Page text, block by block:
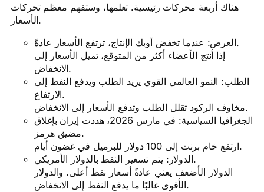
هناك أربعة محركات رئيسية. تعلمها، وستفهم معظم تحركات
الأسعار.
العرض: عندما تخفض أوبك الإنتاج، ترتفع الأسعار عادةً.
إذا أنتج الأعضاء أكثر من المتوقع، تميل الأسعار إلى
الانخفاض.
الطلب: النمو العالمي القوي يزيد الطلب ويدفع النفط إلى
الارتفاع.
مخاوف الركود تقلل الطلب وتدفع الأسعار إلى الانخفاض.
الجغرافيا السياسية: في مارس 2026، هددت إيران بإغلاق
مضيق هرمز.
ارتفع خام برنت إلى 100 دولار للبرميل في غضون أيام.
الدولار: يتم تسعير النفط بالدولار الأمريكي.
الدولار الأضعف يعني عادةً أسعار نفط أعلى. والدولار
الأقوى غالبًا ما يدفع النفط إلى الانخفاض.